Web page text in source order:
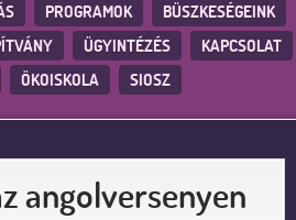
PROGRAMOK
BÜSZKESÉGEINK
ÜGYINTÉZÉS
KAPCSOLAT
ÖKOISKOLA SIOSZ
angolversenyen